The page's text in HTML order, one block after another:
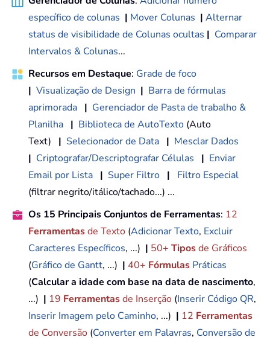
específico de colunas | Mover Colunas | Alternar
status de visibilidade de Colunas ocultas | Comparar
Intervalos & Colunas...
Recursos em Destaque: Grade de foco
| Visualização de Design | Barra de fórmulas
aprimorada | Gerenciador de Pasta de trabalho &
Planilha | Biblioteca de AutoTexto (Auto
Text) | Selecionador de Data | Mesclar Dados
| Criptografar/Descriptografar Células | Enviar
Email por Lista | Super Filtro |
Filtro Especial
(filtrar negrito/itálico/tachado...) ...
Os 15 Principais Conjuntos de Ferramentas: 12
Ferramentasde Texto (Adicionar Texto, Excluir
Caracteres Específicos, ...) | 50+ Tiposde Gráficos
(Gráfico de Gantt, ...) | 40+ Fórmulas Práticas
(Calcular a idade com base na data de nascimento,
...) | 19 Ferramentasde Inserção (Inserir Código QR,
Inserir Imagem pelo Caminho, ...) | 12 Ferramentas
de Conversão (Converter em Palavras, Conversão de